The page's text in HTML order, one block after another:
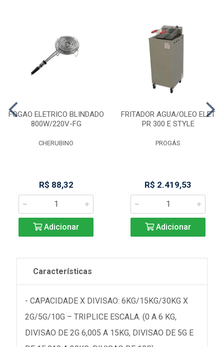
FOGAO ELETRICO BLINDADO
800W/220V-FG
CHERUBINO
R$ 88,32
Adicionar
FRITADOR AGUA/OLEO ELET
PR 300 E STYLE
PROGÁS
R$ 2.419,53
Adicionar
Características
- CAPACIDADE X DIVISAO: 6KG/15KG/30KG X
2G/5G/10G – TRIPLICE ESCALA. (0 A 6 KG,
DIVISAO DE 2G 6,005 A 15KG, DIVISAO DE 5G E